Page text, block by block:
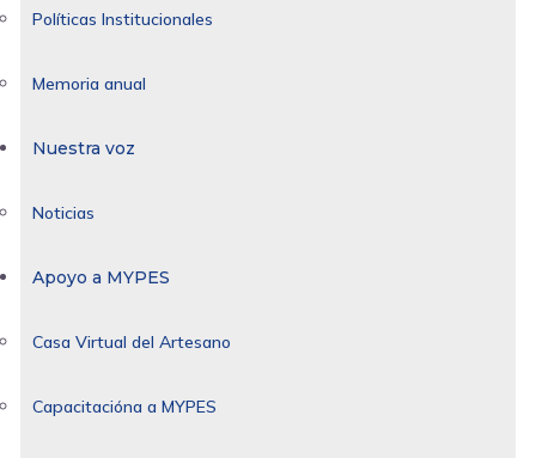
Políticas Institucionales
Memoria anual
Nuestra voz
Noticias
Apoyo a MYPES
Casa Virtual del Artesano
Capacitacióna a MYPES